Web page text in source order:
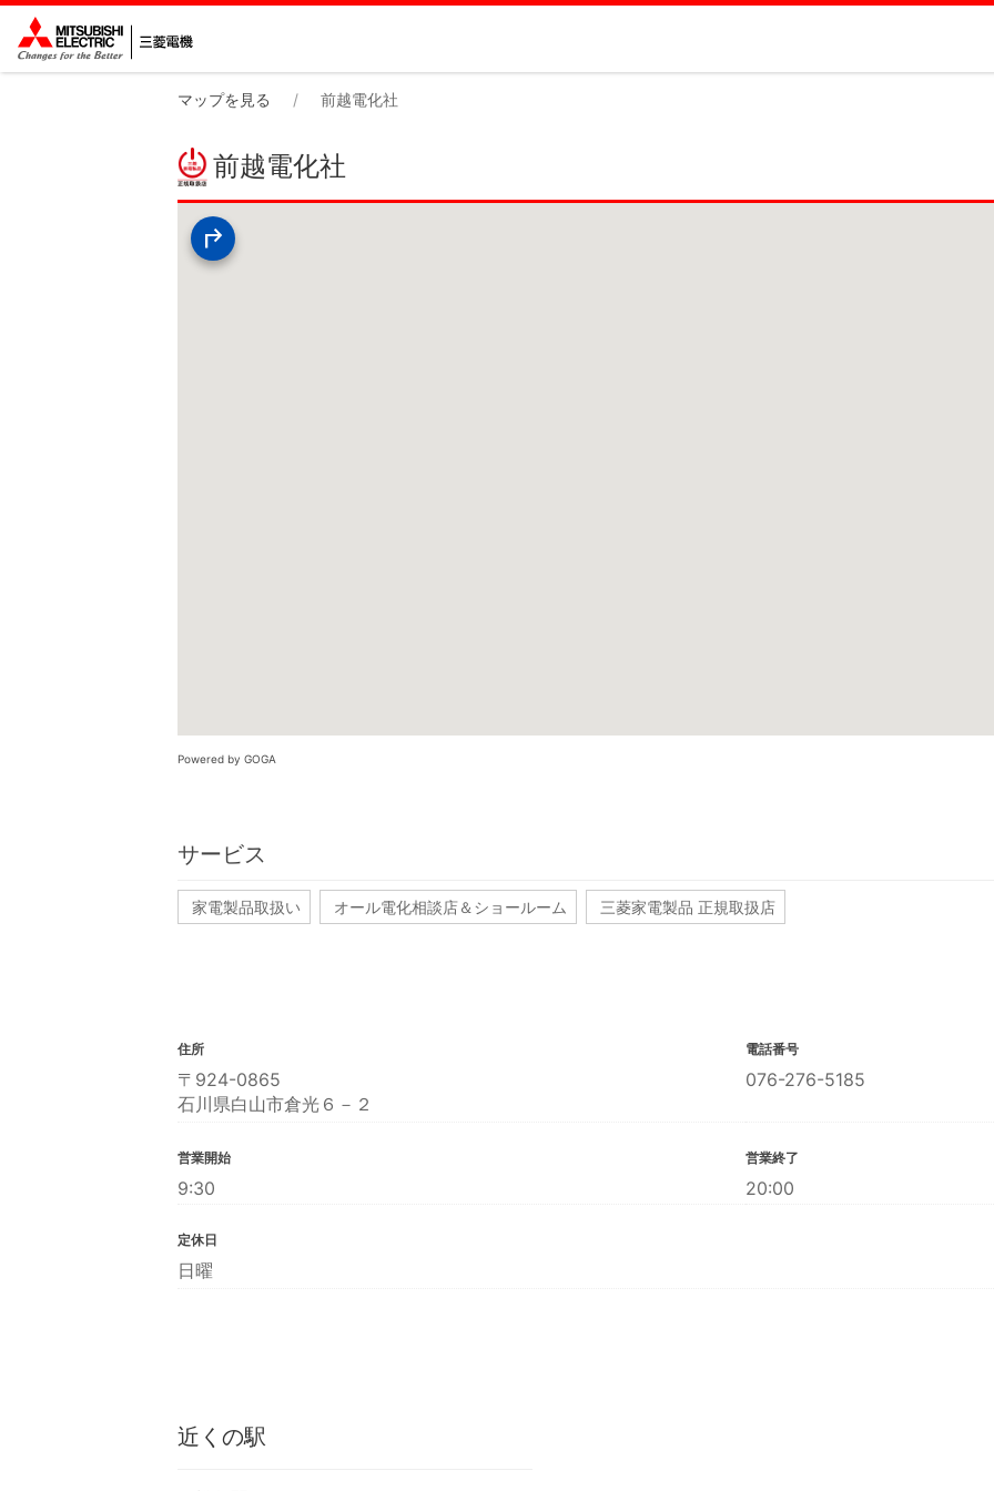
マップを見る 前越電化社
前越電化社
Powered by GOGA
サービス
家電製品取扱い オール電化相談店＆ショールーム 三菱家電製品 正規取扱店
住所
〒924-0865
石川県白山市倉光６－２
電話番号
076-276-5185
営業開始
9:30
営業終了
20:00
定休日
日曜
近くの駅